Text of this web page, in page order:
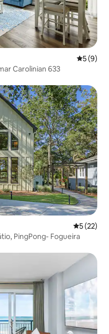
5 de
5 (9)
Carolinian 633
hóspedes
5 de uma
5 (22)
PingPong- Fogueira